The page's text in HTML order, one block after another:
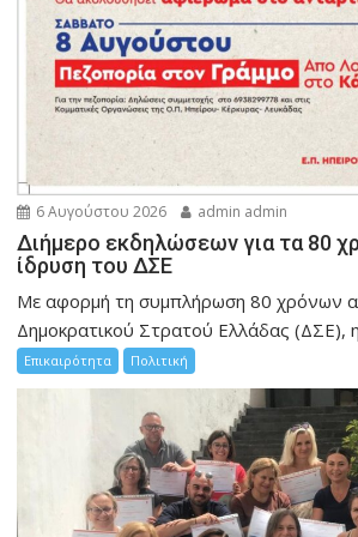
6 Αυγούστου 2026 admin admin
Διήμερο εκδηλώσεων για τα 80
ίδρυση του ΔΣΕ
Με αφορμή τη συμπλήρωση 80 χρόνων
Δημοκρατικού Στρατού Ελλάδας (ΔΣΕ),
Επικαιρότητα Πολιτική